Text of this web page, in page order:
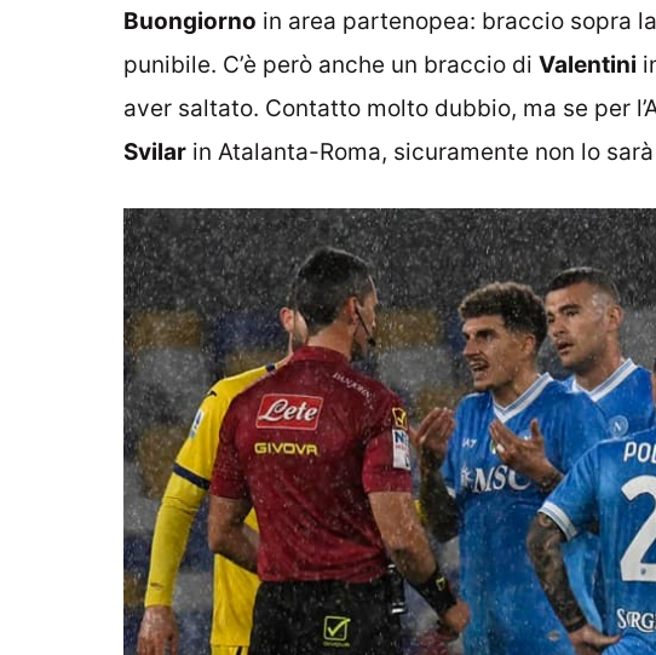
Buongiorno in area partenopea: braccio sopra
punibile. C’è però anche un braccio di Valentini
aver saltato. Contatto molto dubbio, ma se per
Svilar in Atalanta-Roma, sicuramente non lo